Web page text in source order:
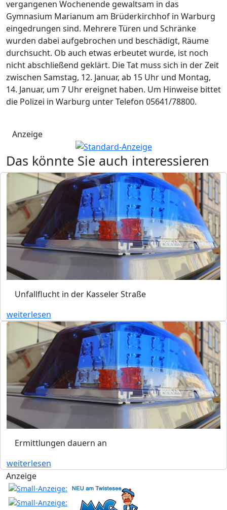
vergangenen Wochenende gewaltsam in das
Gymnasium Marianum am Brüderkirchhof in Warburg
eingedrungen sind. Mehrere Türen und Schränke
wurden dabei aufgebrochen und beschädigt, Räume
durchsucht. Ob auch etwas erbeutet wurde, ist noch
nicht abschließend geklärt. Die Tat muss sich in der Zeit
zwischen Samstag, 12. Januar, ab 15 Uhr und Montag,
14. Januar, um 7 Uhr ereignet haben. Um Hinweise bittet
die Polizei in Warburg unter Telefon 05641/78800.
Anzeige
Das könnte Sie auch interessieren
Unfallflucht in der Kasseler Straße
weiterlesen
Ermittlungen dauern an
weiterlesen
Anzeige